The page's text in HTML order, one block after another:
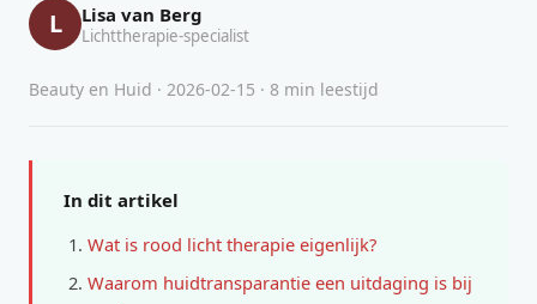
L Lisa van Berg
Lichttherapie-specialist
Beauty en Huid · 2026-02-15 · 8 min leestijd
In dit artikel
Wat is rood licht therapie eigenlijk?
Waarom huidtransparantie een uitdaging is bij